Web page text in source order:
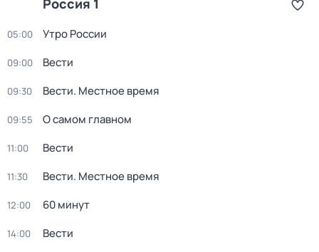
Россия 1
05:00 Утро России
09:00 Вести
09:30 Вести. Местное время
09:55 О самом главном
11:00 Вести
11:30 Вести. Местное время
12:00 60 минут
14:00 Вести